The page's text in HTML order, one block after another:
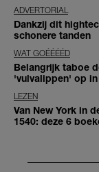
ADVERTORIAL
Dankzij dit
schonere tanden
WAT GOÉÉÉÉD
Belangrijk taboe
'vulvalippen' op
LEZEN
Van New York in
1540: deze 6